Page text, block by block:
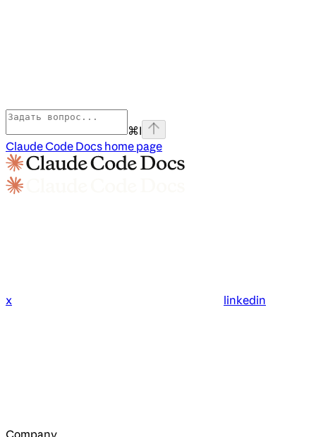
⌘I
Claude Code Docs home page
x linkedin